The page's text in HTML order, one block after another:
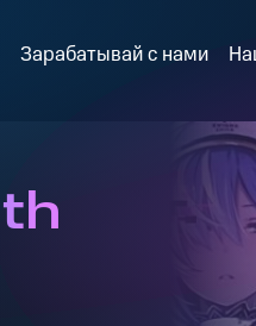
Зарабатывай с нами